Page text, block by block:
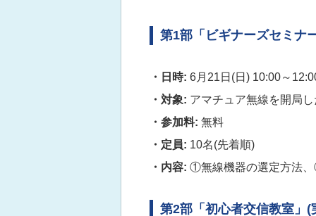
第1部「ビギナーズセミナ
・日時: 6月21日(日) 10:00～
・対象: アマチュア無線を開局
・参加料: 無料
・定員: 10名(先着順)
・内容: ①無線機器の選定方法
第2部「初心者交信教室」(